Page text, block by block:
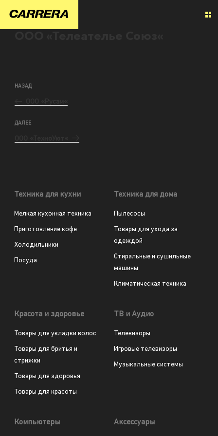
НАЗАД
ДАЛЕЕ
Техника для кухни
Мелкая кухонная техника
Приготовление кофе
Холодильники
Посуда
Техника для дома
Пылесосы
Товары для ухода за
одеждой
Стиральные и сушильные
машины
Климатическая техника
Красота и здоровье
Товары для укладки волос
Товары для бритья и
стрижки
Товары для здоровья
Товары для красоты
ТВ и Аудио
Телевизоры
Игровые телевизоры
Музыкальные системы
Компьютеры Аксессуары